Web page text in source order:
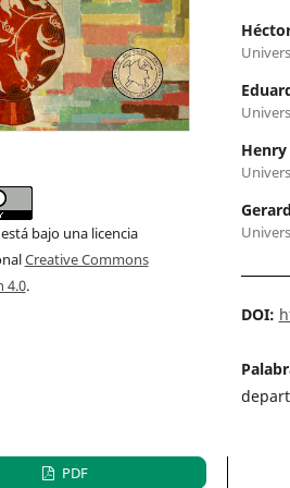
DOI:
bajo una licencia
Creative Commons
4.0.
PDF